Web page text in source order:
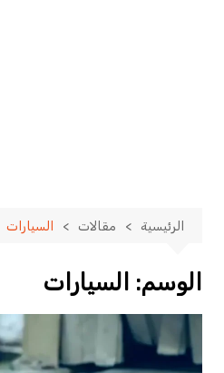
الرئيسية مقالات السيارات
الوسم: السيارات